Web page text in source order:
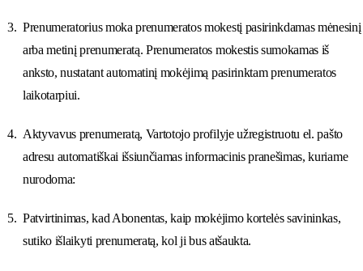
Prenumeratorius moka prenumeratos mokestį pasirinkdamas mėnesinį
arba metinį prenumeratą. Prenumeratos mokestis sumokamas iš
anksto, nustatant automatinį mokėjimą pasirinktam prenumeratos
laikotarpiui.
Aktyvavus prenumeratą, Vartotojo profilyje užregistruotu el. pašto
adresu automatiškai išsiunčiamas informacinis pranešimas, kuriame
nurodoma:
Patvirtinimas, kad Abonentas, kaip mokėjimo kortelės savininkas,
sutiko išlaikyti prenumeratą, kol ji bus atšaukta.